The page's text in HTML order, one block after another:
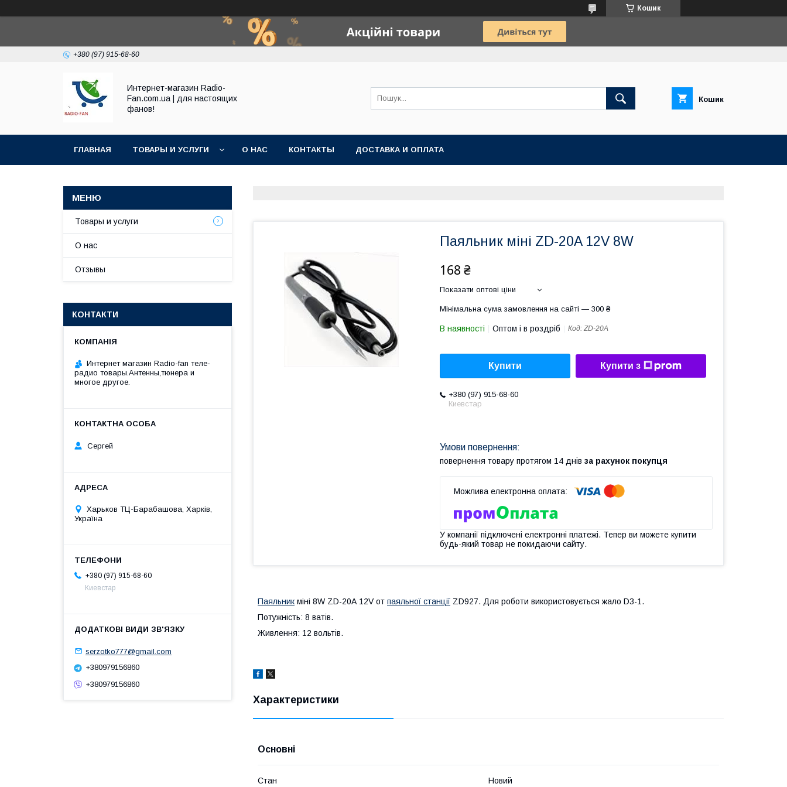
Кошик
+380 (97) 915-68-60
Интернет-магазин Radio-
Fan.com.ua | для настоящих
фанов!
Кошик
ГЛАВНАЯ ТОВАРЫ И УСЛУГИ О НАС КОНТАКТЫ ДОСТАВКА И ОПЛАТА
Паяльник міні ZD-20A 12V 8W
168 ₴
Показати оптові ціни
Мінімальна сума замовлення на сайті — 300 ₴
В наявності Оптом і в роздріб Код: ZD-20A
Купити Купити з
+380 (97) 915-68-60
Киевстар
повернення товару протягом 14 днів за рахунок покупця
У компанії підключені електронні платежі. Тепер ви можете купити
будь-який товар не покидаючи сайту.
Паяльник міні 8W ZD-20A 12V от паяльної станції ZD927. Для роботи використовується жало D3-1.
Потужність: 8 ватів.
Живлення: 12 вольтів.
Характеристики
Основні
Стан Новий
Товары и услуги
О нас
Отзывы
КОНТАКТИ
Интернет магазин Radio-fan теле-
радио товары.Антенны,тюнера и
многое другое.
Сергей
Харьков ТЦ-Барабашова, Харків,
Україна
+380 (97) 915-68-60
Киевстар
serzotko777@gmail.com
+380979156860
+380979156860